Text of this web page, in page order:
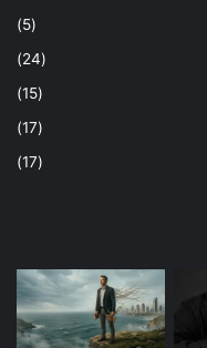
(5)
(24)
(15)
(17)
(17)